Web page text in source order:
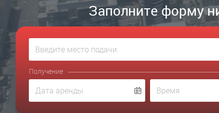
Заполните форму
Получение